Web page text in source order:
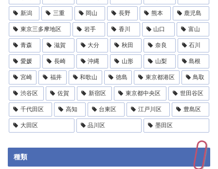
新潟 三重 岡山 長野 熊本 鹿児島
東京三多摩地区 岩手 香川 山口 富山
青森 滋賀 大分 秋田 奈良 石川
愛媛 長崎 沖縄 山形 山梨 島根
宮崎 福井 和歌山 徳島 東京都港区 鳥取
渋谷区 佐賀 新宿区 東京都中央区 世田谷区
千代田区 高知 台東区 江戸川区 豊島区
大田区 品川区 墨田区
種類